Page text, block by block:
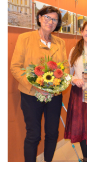
Newsletter
Handy APP
Notdienste
Einrichtungen
Anfrageformular
Kultur.Region NÖ
Schubert
Pfarre
Geschichte
Vereine &
Veranstaltungen
Freizeit & Sport
Sehenswertes
Gastronomie
Heurigen & Wein
Nahversorgung
Gewerbe-
Karten und
Orte
Daten & Fakten